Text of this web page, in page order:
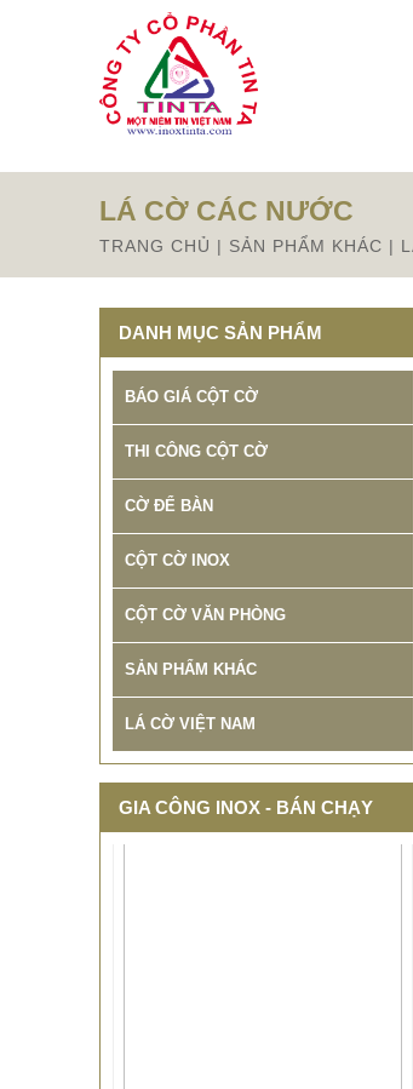
Từ mục này trở xuống là mã nguồn Zalo
LÁ CỜ CÁC NƯỚC
TRANG CHỦ | SẢN PHẨM KHÁC |
DANH MỤC SẢN PHẨM
BÁO GIÁ CỘT CỜ
THI CÔNG CỘT CỜ
CỜ ĐỂ BÀN
CỘT CỜ INOX
CỘT CỜ VĂN PHÒNG
SẢN PHẨM KHÁC
LÁ CỜ VIỆT NAM
GIA CÔNG INOX - BÁN CHẠY